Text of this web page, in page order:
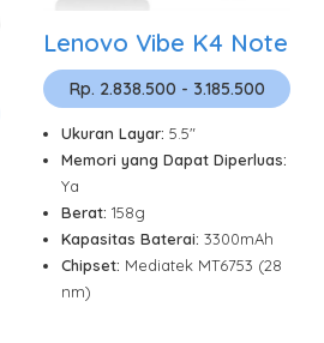
Lenovo Vibe K4 Note
Rp. 2.838.500 - 3.185.500
Ukuran Layar: 5.5"
Memori yang Dapat Diperluas:
Ya
Berat: 158g
Kapasitas Baterai: 3300mAh
Chipset: Mediatek MT6753 (28
nm)